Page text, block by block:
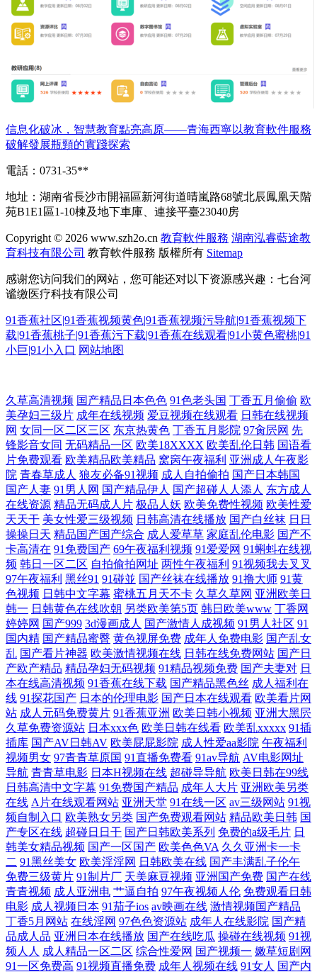
信息化破冰，智慧教育點亮高原——青海西寧以教育軟件服務
破解發展瓶頸的實踐探索
電話：0731-35**
地址：湖南省長沙市開福區新河街道晴嵐路68號北辰鳳凰天階
苑B1E1區1-10棟及地下車庫、連接平臺23040房
Copyright © 2026 www.szh2o.cn 教育軟件服務 湖南泓睿藍途教
育科技有限公司 教育軟件服務 版權所有 Sitemap
感谢您访问我们的网站，您可能还对以下资源感兴趣：七台河
谧缴医疗科技有限公司
91香蕉社区|91香蕉视频黄色|91香蕉视频污导航|91香蕉视频下
载|91香蕉桃子|91香蕉污下载|91香蕉在线观看|91小黄色蜜桃|91
小巨|91小入口 网站地图
91网址美女视频 狠狠撸伊人 97超碰大香蕉 在线影视 日韩精品一区在线观
看 欧美第6页 美女黑丝 欧美另类视频 麻豆黑料 后入丝袜 超碰老师av 白虎
后入白丝 www色 www久操av 99tV 成年人看的视频 凡人修仙在线观看
www操人 91豆花18 学生妹91 www超碰51 表妹在线观看 96精品国产亩在
第 91成年人网 91传媒网站 日日日av 喷水在线免费观看 欧美久草在线 免
费电影网在线观看 欧美乱倩 国产毛九九 98人人干 97最新网址 综合久久久
久久 日韩精品久久久久久 人人爱人人操 欧美另娄性爱 国产狂草人妻
cα0p0n超碰 超碰大香蕉在线人妻 18国产精品免费 日本sss成人 日韩第一区
在线播 日韩中文字幕第一页 国产精品掏空网 AW天堂网 亚洲国产日韩AV
日姜女BB 人人干人人上 老湿机福利av 男人的天堂综合网 欧美极品视频一
区 免费看的av 国产精品久久九九 超碰人人舔人人艹 91内射 淫院久久久
日日干日日撸 人人操人人摸人人看 欧美操一区二 九九九国产精品伦 精东
AV 成人免费视频在线观看 AV入口 亚洲影院俺去也小说 少妇人妻视频三
区 欧美专区第6 色色在线 天天日天天操二区三区 91探花白丝 91黑料 96精
品国产亩在第 91色萝网站 午夜男人天堂 在线观看免费观看 亚洲黄色网址
在线观看 抖阴91 精品久久久久久久国产 欧美一二三 麻豆高清123区 另类
图片 免费3j网站 老司机福利天堂 青青草视频国产精品 日韩蜜桃一区 欧美
久草高清视频 国产精品日本色色 91色老头国 丁香五月偷偷 欧
美孕妇三级片 成年在线视频 爱豆视频在线观看 日韩在线视频
网 女同一区二区三区 东京热黄色 丁香五月影院 97肏屄网 先
锋影音女同 无码精品一区 欧美18XXXX 欧美乱伦日韩 国语看
片免费观看 欧美精品欧美精品 窝窉午夜福利 亚洲成人午夜影
院 青春草成人 狼友必备91视频 成人自拍偷拍 国产日本韩国
国产人妻 91男人网 国产精品伊人 国产超碰人人添人 东方成人
在线资源 精品无码成人片 极品人妖 欧美免费性视频 欧美性爱
天天干 美女性爱三级视频 日韩高清在线播放 国产白丝袜 日日
操操日天 精品国产国产综合 成人爱草草 家庭乱伦电影 国产不
卡高清在 91免费国产 69午夜福利视频 91爱爱网 91蝌蚪在线视
频 韩日一区二区 自拍偷拍网址 两性午夜福利 91视频我去叉叉
97午夜福利 黑丝91 91碰並 国产丝袜在线播放 91撸大师 91黄
色视频 日韩中文字幕 蜜桃五月天不卡 久草久草网 亚洲欧美日
韩一 日韩黄色在线吹朝 另类欧美第5页 韩日欧美www 丁香网
婷婷网 国产999 3d漫画成人 国产激情人成视频 91男人社区 91
国内精 国产精品蜜臀 黄色视屏免费 成年人免费电影 国产乱女
乱 国产看片神器 欧美激情视频在线 日韩在线免费网站 国产日
产欧产精品 精品孕妇无码视频 91精品视频免费 国产夫妻对 日
本在线高清视频 91香蕉在线下载 国产精品黑色丝 成人福利在
线 91探花国产 日本的伦理电影 国产日本在线观看 欧美看片网
站 成人元码免费黄片 91香蕉亚洲 欧美日韩小视频 亚洲大黑屄
久草免费资源站 日本xxx色 欧美日韩在线看 欧美乱xxxxx 91插
插库 国产AV日韩AV 欧美屁屁影院 成人性爱aa影院 午夜福利
视频男女 97青青草原国 91直播免费看 91av导航 AV电影网址
导航 青青草电影 日本H视频在线 超碰导导航 欧美日韩在99线
日韩高清中文字幕 91免费国产精品 成年人大片 亚洲欧美另类
在线 A片在线观看网站 亚洲天堂 91在线一区 av三级网站 91视
频自制入口 欧美熟女另类 国产免费观看网站 精品欧美日韩 国
产专区在线 超碰日日干 国产日韩欧美系列 免费的a级毛片 日
韩美女精品视频 国产一区国产 欧美色色VA 久久亚洲卡一卡
二 91黑丝美女 欧美淫淫网 日韩欧美在线 国产丰满乱子伦午
免费三级黄片 91制片厂 天美麻豆视频 亚洲国产免费 国产在线
青青视频 成人亚洲电 艹逼自拍 97午夜视频人伦 免费观看日韩
电影 成人视频日本 91茄子ios av映画在线 激情视频国产精品
丁香5月网站 在线淫网 97色色资源站 成年人在线影院 国产精
品成人品 亚洲日本在线播放 国产在线吃瓜 操碰在线视频 91视
频人人 成人精品一区二区 综合性爱网 国产视频一 嫩草短剧网
91一区免费高 91视频直播免费 成年人视频在线 91女人 国产内